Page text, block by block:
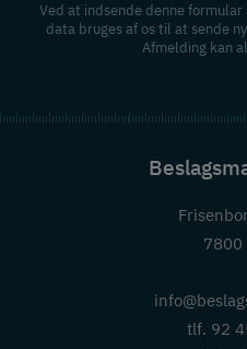
Ved at indsende denne
data bruges af os til at sende
Afmelding kan
7800
tlf. 92